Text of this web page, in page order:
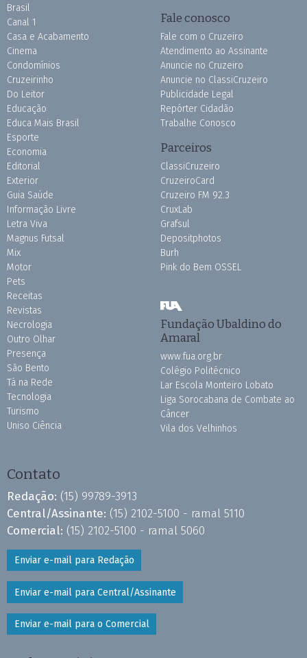
Brasil
Canal 1
Casa e Acabamento
Cinema
Condomínios
Cruzeirinho
Do Leitor
Educação
Educa Mais Brasil
Esporte
Economia
Editorial
Exterior
Guia Saúde
Informação Livre
Letra Viva
Magnus Futsal
Mix
Motor
Pets
Receitas
Revistas
Necrologia
Outro Olhar
Presença
São Bento
Tá na Rede
Tecnologia
Turismo
Uniso Ciência
Fale conosco
Fale com o Cruzeiro
Atendimento ao Assinante
Anuncie no Cruzeiro
Anuncie no ClassiCruzeiro
Publicidade Legal
Repórter Cidadão
Trabalhe Conosco
Parceiros
ClassiCruzeiro
CruzeiroCard
Cruzeiro FM 92.3
CruxLab
Grafsul
Depositphotos
Burh
Pink do Bem OSSEL
Fundação Ubaldino do
Amaral
www.fua.org.br
Colégio Politécnico
Lar Escola Monteiro Lobato
Liga Sorocabana de Combate ao
Câncer
Vila dos Velhinhos
Contato
Redação: (15) 99789-3913
Central/Assinante: (15) 2102-5100 - ramal 5110
Comercial: (15) 2102-5100 - ramal 5060
Enviar e-mail para Redação
Enviar e-mail para Central/Assinante
Enviar e-mail para o Comercial